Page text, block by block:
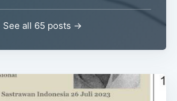
See all 65 posts →